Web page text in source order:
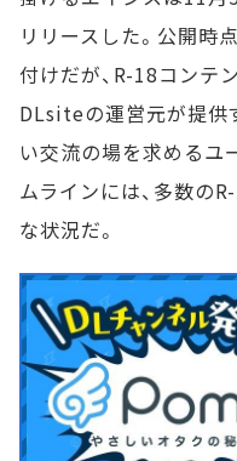
リリースした。公開時
付けだが、R-18コンテ
DLsiteの運営元が提供
い交流の場を求めるユ
ムラインには、多数の
な状況だ。